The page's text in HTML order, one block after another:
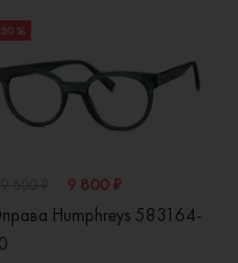
%
9 800 ₽
Humphreys 583164-